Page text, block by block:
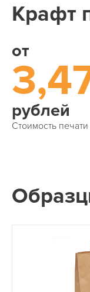
Крафт
от
рублей
Стоимость печати